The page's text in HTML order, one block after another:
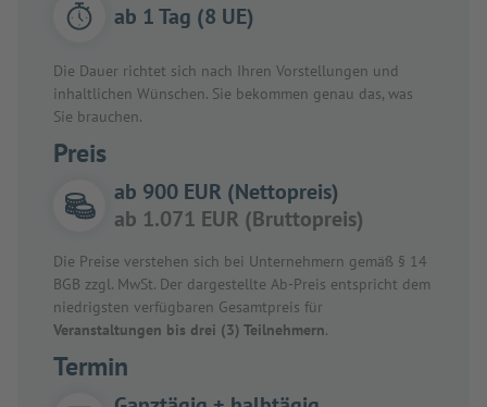
ab 1 Tag (8 UE)
Die Dauer richtet sich nach Ihren Vorstellungen und
inhaltlichen Wünschen. Sie bekommen genau das, was
Sie brauchen.
Preis
ab 900 EUR (Nettopreis)
ab 1.071 EUR (Bruttopreis)
Die Preise verstehen sich bei Unternehmern gemäß § 14
BGB zzgl. MwSt. Der dargestellte Ab-Preis entspricht dem
niedrigsten verfügbaren Gesamtpreis für
Veranstaltungen bis drei (3) Teilnehmern.
Termin